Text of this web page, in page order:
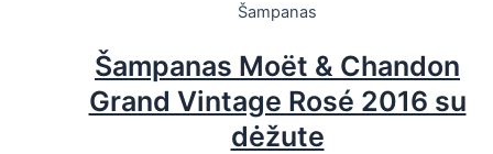
Šampanas
Šampanas Moët & Chandon
Grand Vintage Rosé 2016 su
dėžute